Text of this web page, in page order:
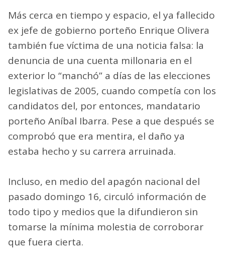
Más cerca en tiempo y espacio, el ya fallecido
ex jefe de gobierno porteño Enrique Olivera
también fue víctima de una noticia falsa: la
denuncia de una cuenta millonaria en el
exterior lo “manchó” a días de las elecciones
legislativas de 2005, cuando competía con los
candidatos del, por entonces, mandatario
porteño Aníbal Ibarra. Pese a que después se
comprobó que era mentira, el daño ya
estaba hecho y su carrera arruinada.
Incluso, en medio del apagón nacional del
pasado domingo 16, circuló información de
todo tipo y medios que la difundieron sin
tomarse la mínima molestia de corroborar
que fuera cierta.